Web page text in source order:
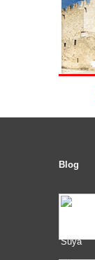
Blog